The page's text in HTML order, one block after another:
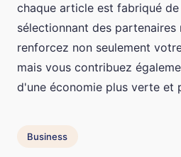
chaque article est fabriqué
sélectionnant des partenaires
renforcez non seulement
mais vous contribuez
d'une économie plus verte et
Business